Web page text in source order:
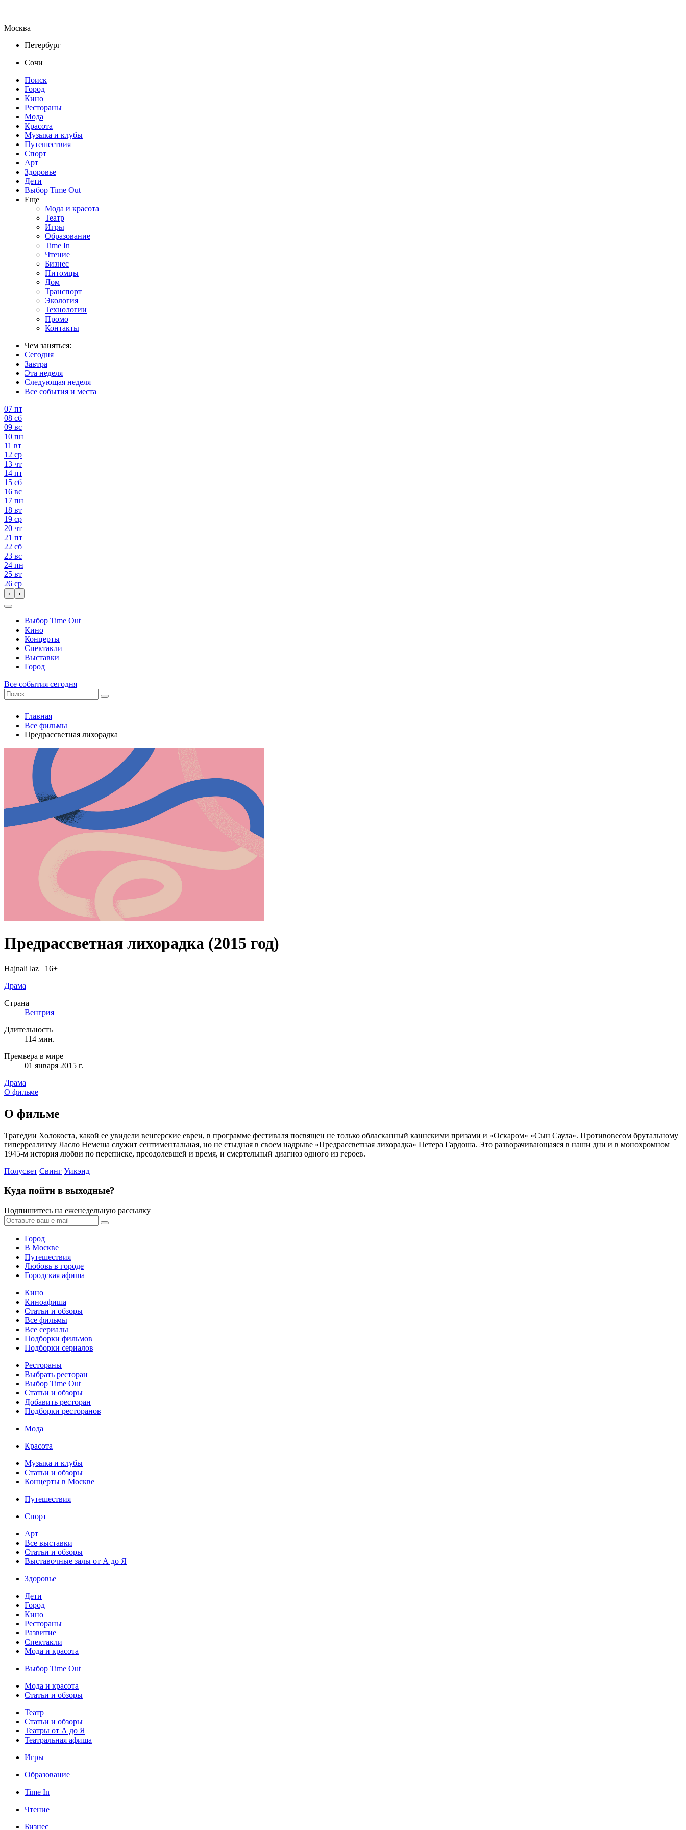
Москва
Петербург
Сочи
Поиск
Город
Кино
Рестораны
Мода
Красота
Музыка и клубы
Путешествия
Спорт
Арт
Здоровье
Дети
Выбор Time Out
Еще
Мода и красота
Театр
Игры
Образование
Time In
Чтение
Бизнес
Питомцы
Дом
Транспорт
Экология
Технологии
Промо
Контакты
Чем заняться:
Сегодня
Завтра
Эта неделя
Следующая неделя
Все события и места
07 пт
08 сб
09 вс
10 пн
11 вт
12 ср
13 чт
14 пт
15 сб
16 вс
17 пн
18 вт
19 ср
20 чт
21 пт
22 сб
23 вс
24 пн
25 вт
26 ср
‹ ›
Выбор Time Out
Кино
Концерты
Спектакли
Выставки
Город
Все события сегодня
Главная
Все фильмы
Предрассветная лихорадка
Предрассветная лихорадка (2015 год)
Hajnali laz 16+
Драма
Страна
Венгрия
Длительность
114 мин.
Премьера в мире
01 января 2015 г.
Драма
О фильме
О фильме
Трагедии Холокоста, какой ее увидели венгерские евреи, в программе фестиваля посвящен не только обласканный каннскими призами и «Оскаром» «Сын Саула». Противовесом брутальному
гиперреализму Ласло Немеша служит сентиментальная, но не стыдная в своем надрыве «Предрассветная лихорадка» Петера Гардоша. Это разворачивающаяся в наши дни и в монохромном
1945-м история любви по переписке, преодолевшей и время, и смертельный диагноз одного из героев.
Полусвет Свинг Уикэнд
Куда пойти в выходные?
Подпишитесь на еженедельную рассылку
Город
В Москве
Путешествия
Любовь в городе
Городская афиша
Кино
Киноафиша
Статьи и обзоры
Все фильмы
Все сериалы
Подборки фильмов
Подборки сериалов
Рестораны
Выбрать ресторан
Выбор Time Out
Статьи и обзоры
Добавить ресторан
Подборки ресторанов
Мода
Красота
Музыка и клубы
Статьи и обзоры
Концерты в Москве
Путешествия
Спорт
Арт
Все выставки
Статьи и обзоры
Выставочные залы от А до Я
Здоровье
Дети
Город
Кино
Рестораны
Развитие
Спектакли
Мода и красота
Выбор Time Out
Мода и красота
Статьи и обзоры
Театр
Статьи и обзоры
Театры от А до Я
Театральная афиша
Игры
Образование
Time In
Чтение
Бизнес